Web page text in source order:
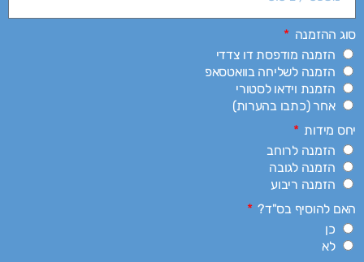
סוג ההזמנה
הזמנה מודפסת דו צדדי
הזמנה לשליחה בוואטסאפ
הזמנת וידאו לסטורי
אחר (כתבו בהערות)
יחס מידות
הזמנה לרוחב
הזמנה לגובה
הזמנה ריבוע
האם להוסיף בס"ד?
כן
לא